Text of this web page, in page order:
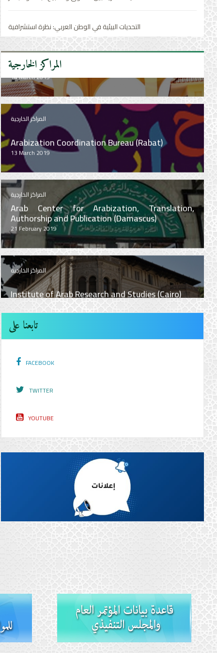
التحديات البيئية في الوطن العربي: نظرة استشرافية
المراكز الخارجية
Arab Center for Arabization, Translation,
Authorship and Publication (Damascus)
21 February 2019
المراكز الخارجية
Institute of Arab Research and Studies (Cairo)
16 March 2019
المراكز الخارجية
Institute of Arabic Manuscripts (Cairo)
15 March 2019
المراكز الخارجية
Khartoum International Institute for Arabic
Language (Khartoum)
14 March 2019
تابعنا على
FACEBOOK
TWITTER
YOUTUBE